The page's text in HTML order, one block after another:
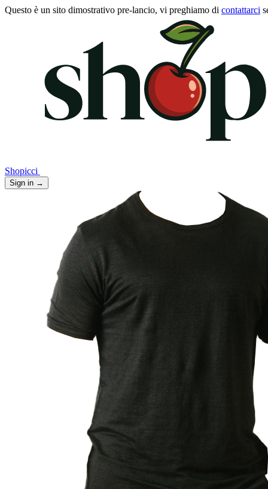
Questo è un sito dimostrativo pre-lancio, vi preghiamo di contattarci
Shopicci
Sign in →